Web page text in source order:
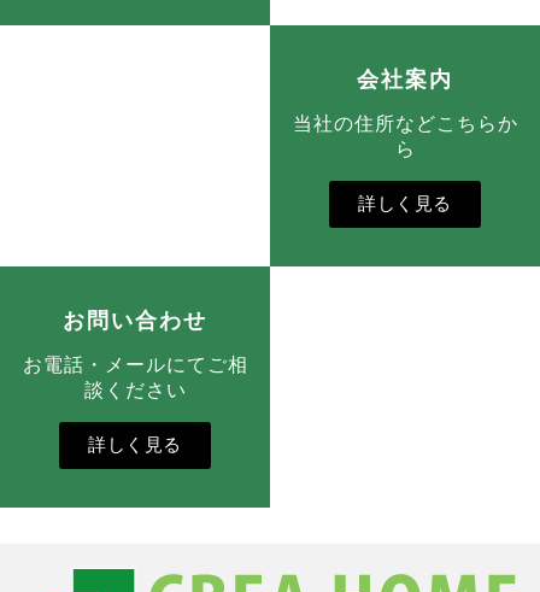
会社案内
当社の住所などこちらか
ら
詳しく見る
お問い合わせ
お電話・メールにてご相
談ください
詳しく見る